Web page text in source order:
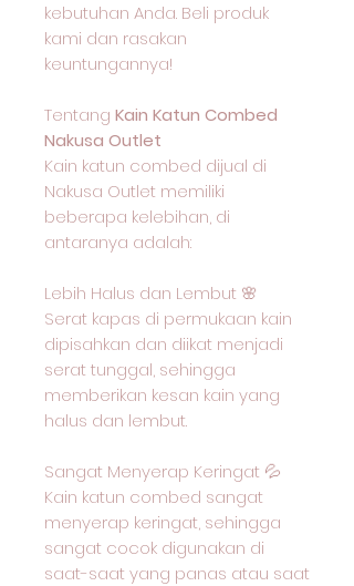
kebutuhan Anda. Beli produk
kami dan rasakan
keuntungannya!
Tentang Kain Katun Combed
Nakusa Outlet
Kain katun combed dijual di
Nakusa Outlet memiliki
beberapa kelebihan, di
antaranya adalah:
Lebih Halus dan Lembut 🌸
Serat kapas di permukaan kain
dipisahkan dan diikat menjadi
serat tunggal, sehingga
memberikan kesan kain yang
halus dan lembut.
Sangat Menyerap Keringat 💦
Kain katun combed sangat
menyerap keringat, sehingga
sangat cocok digunakan di
saat-saat yang panas atau saat